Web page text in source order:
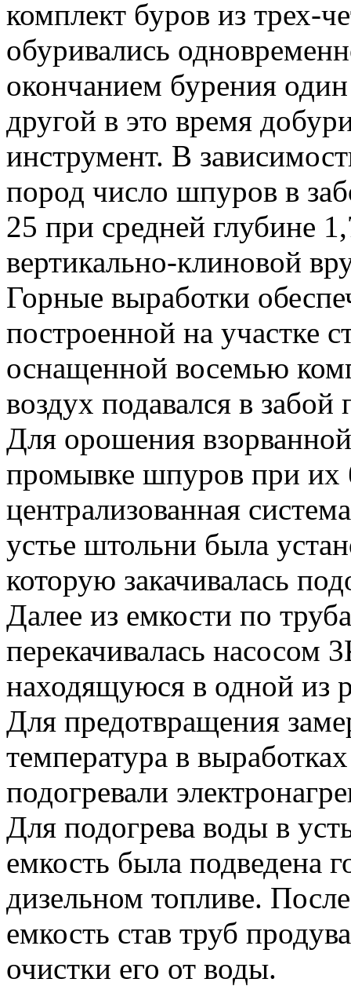
комплект буров из трех-
обуривались
окончанием бурения
другой в это время
инструмент. В
пород число шпуров в
25 при средней глубине
вертикально-клиновой
Горные выработки
построенной на участке
оснащенной восемью
воздух подавался в
Для орошения
промывке шпуров при их
централизованная
устье штольни была
которую закачивалась
Далее из емкости по
перекачивалась насосом
находящуюся в одной из
Для предотвращения
температура в
подогревали
Для подогрева воды в
емкость была подведена
дизельном топливе.
емкость став труб
очистки его от воды.